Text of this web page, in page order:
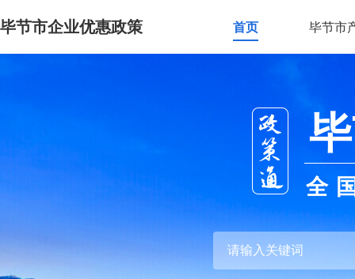
毕节市企业优惠政策 首页 毕节市
全